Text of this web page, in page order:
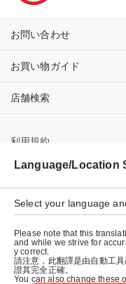
お問い合わせ
お買い物ガイド
店舗検索
利用規約
プライバシーポリシー
特定商取引法に基づく表
会社概要
Language/Location
Select your language
Please note that this
and while we strive for
y correct.
請注意，此翻譯是由自動工
證其完全正確。
You can also change these